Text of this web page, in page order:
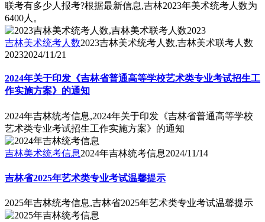
联考有多少人报考?根据最新信息,吉林2023年美术统考人数为
6400人。
吉林美术统考人数2023吉林美术统考人数,吉林美术联考人数
20232024/11/21
2024年关于印发《吉林省普通高等学校艺术类专业考试招生工
作实施方案》的通知
2024年吉林统考信息,2024年关于印发《吉林省普通高等学校
艺术类专业考试招生工作实施方案》的通知
吉林美术统考信息2024年吉林统考信息2024/11/14
吉林省2025年艺术类专业考试温馨提示
2025年吉林统考信息,吉林省2025年艺术类专业考试温馨提示